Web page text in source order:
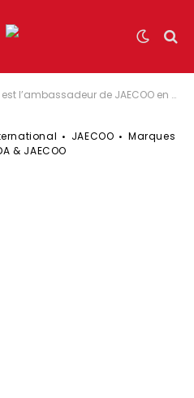
l’ambassadeur de JAECOO en France
JAECOO
Marques
& JAECOO